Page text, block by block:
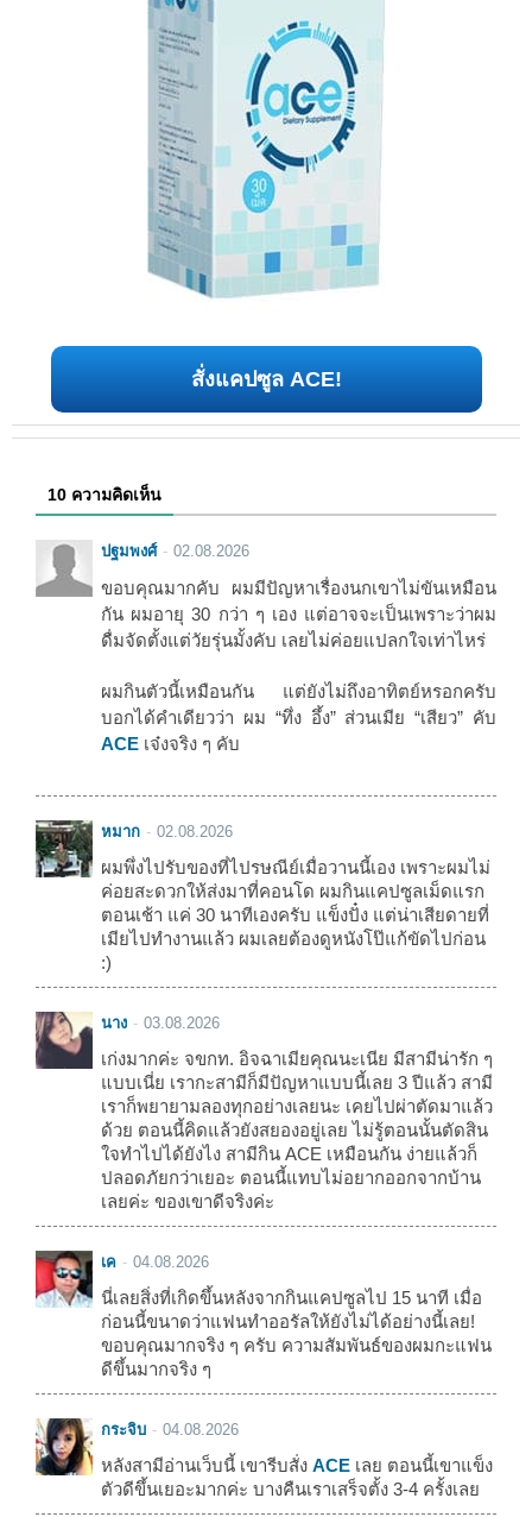
สั่งแคปซูล ACE!
10 ความคิดเห็น
ปฐมพงศ์ 02.08.2026
ขอบคุณมากคับ ผมมีปัญหาเรื่องนกเขาไม่ขันเหมือน
กัน ผมอายุ 30 กว่า ๆ เอง แต่อาจจะเป็นเพราะว่าผม
ดื่มจัดตั้งแต่วัยรุ่นมั้งคับ เลยไม่ค่อยแปลกใจเท่าไหร่
ผมกินตัวนี้เหมือนกัน แต่ยังไม่ถึงอาทิตย์หรอกครับ
บอกได้คำเดียวว่า ผม “ทึ่ง อึ้ง” ส่วนเมีย “เสียว” คับ
ACE เจ๋งจริง ๆ คับ
หมาก 02.08.2026
ผมพึ่งไปรับของที่ไปรษณีย์เมื่อวานนี้เอง เพราะผมไม่
ค่อยสะดวกให้ส่งมาที่คอนโด ผมกินแคปซูลเม็ดแรก
ตอนเช้า แค่ 30 นาทีเองครับ แข็งปั๋ง แต่น่าเสียดายที่
เมียไปทำงานแล้ว ผมเลยต้องดูหนังโป๊แก้ขัดไปก่อน
:)
นาง 03.08.2026
เก่งมากค่ะ จขกท. อิจฉาเมียคุณนะเนีย มีสามีน่ารัก ๆ
แบบเนี่ย เรากะสามีก็มีปัญหาแบบนี้เลย 3 ปีแล้ว สามี
เราก็พยายามลองทุกอย่างเลยนะ เคยไปผ่าตัดมาแล้ว
ด้วย ตอนนี้คิดแล้วยังสยองอยู่เลย ไม่รู้ตอนนั้นตัดสิน
ใจทำไปได้ยังไง สามีกิน ACE เหมือนกัน ง่ายแล้วก็
ปลอดภัยกว่าเยอะ ตอนนี้แทบไม่อยากออกจากบ้าน
เลยค่ะ ของเขาดีจริงค่ะ
เค 04.08.2026
นี่เลยสิ่งที่เกิดขึ้นหลังจากกินแคปซูลไป 15 นาที เมื่อ
ก่อนนี้ขนาดว่าแฟนทำออรัลให้ยังไม่ได้อย่างนี้เลย!
ขอบคุณมากจริง ๆ ครับ ความสัมพันธ์ของผมกะแฟน
ดีขึ้นมากจริง ๆ
กระจิบ 04.08.2026
หลังสามีอ่านเว็บนี้ เขารีบสั่ง ACE เลย ตอนนี้เขาแข็ง
ตัวดีขึ้นเยอะมากค่ะ บางคืนเราเสร็จตั้ง 3-4 ครั้งเลย